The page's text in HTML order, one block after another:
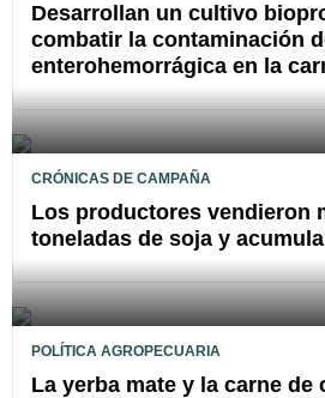
Desarrollan un cultivo
combatir la contaminación
enterohemorrágica en la
CRÓNICAS DE CAMPAÑA
Los productores vendieron
toneladas de soja y
POLÍTICA AGROPECUARIA
La yerba mate y la carne de